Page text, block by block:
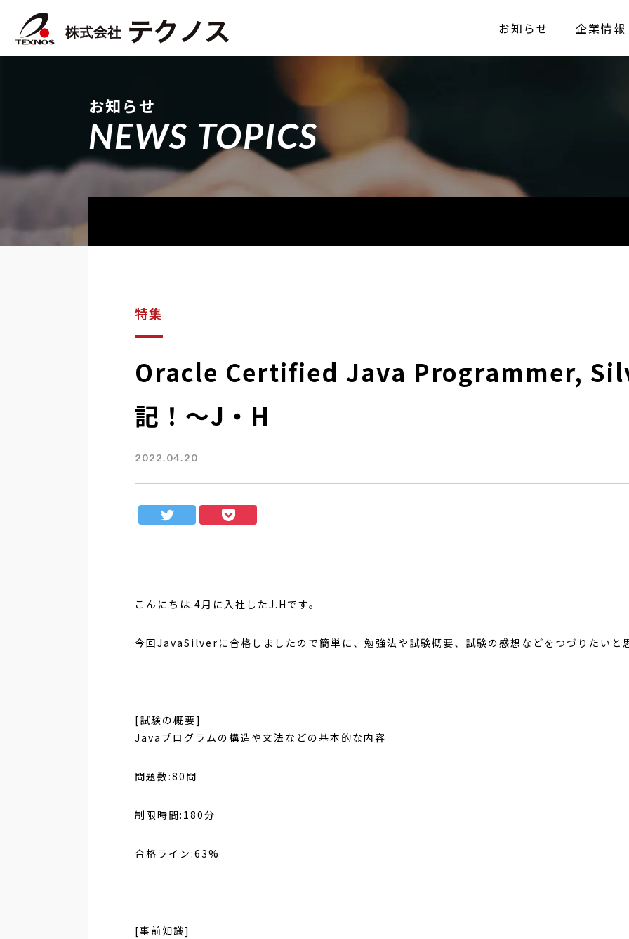
お知らせ 企業情報
お知らせ
NEWS TOPICS
特集
Oracle Certified Java Programmer,
記！～J・H
2022.04.20
こんにちは.4月に入社したJ.Hです。
今回JavaSilverに合格しましたので簡単に、勉強法や試験概要、試験の感想などをつづりたいと
[試験の概要]
Javaプログラムの構造や文法などの基本的な内容
問題数:80問
制限時間:180分
合格ライン:63%
[事前知識]